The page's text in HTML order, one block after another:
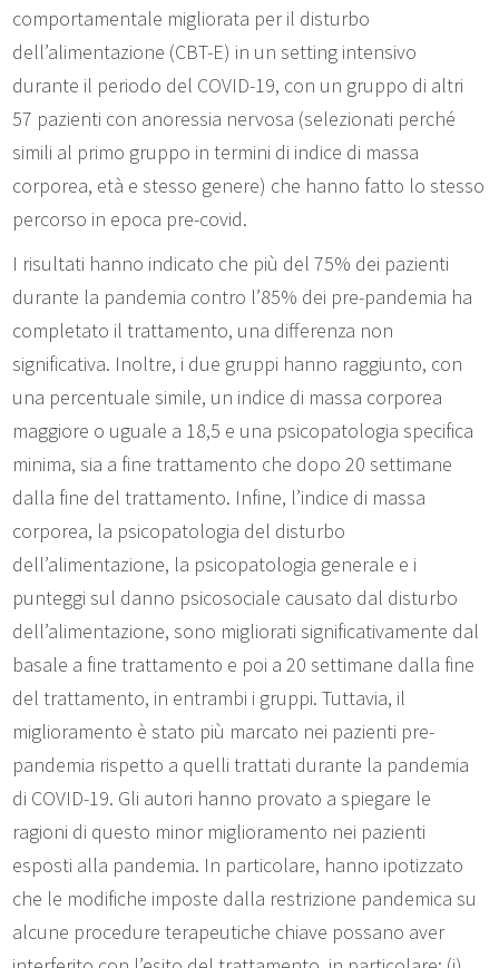
comportamentale migliorata per il disturbo
dell’alimentazione (CBT-E) in un setting intensivo
durante il periodo del COVID-19, con un gruppo di altri
57 pazienti con anoressia nervosa (selezionati perché
simili al primo gruppo in termini di indice di massa
corporea, età e stesso genere) che hanno fatto lo stesso
percorso in epoca pre-covid.
I risultati hanno indicato che più del 75% dei pazienti
durante la pandemia contro l’85% dei pre-pandemia ha
completato il trattamento, una differenza non
significativa. Inoltre, i due gruppi hanno raggiunto, con
una percentuale simile, un indice di massa corporea
maggiore o uguale a 18,5 e una psicopatologia specifica
minima, sia a fine trattamento che dopo 20 settimane
dalla fine del trattamento. Infine, l’indice di massa
corporea, la psicopatologia del disturbo
dell’alimentazione, la psicopatologia generale e i
punteggi sul danno psicosociale causato dal disturbo
dell’alimentazione, sono migliorati significativamente dal
basale a fine trattamento e poi a 20 settimane dalla fine
del trattamento, in entrambi i gruppi. Tuttavia, il
miglioramento è stato più marcato nei pazienti pre-
pandemia rispetto a quelli trattati durante la pandemia
di COVID-19. Gli autori hanno provato a spiegare le
ragioni di questo minor miglioramento nei pazienti
esposti alla pandemia. In particolare, hanno ipotizzato
che le modifiche imposte dalla restrizione pandemica su
alcune procedure terapeutiche chiave possano aver